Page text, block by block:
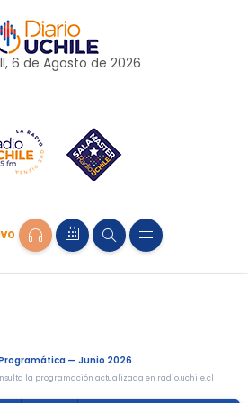
6 de Agosto de 2026
— Junio 2026
la programación actualizada en radio.uchile.cl